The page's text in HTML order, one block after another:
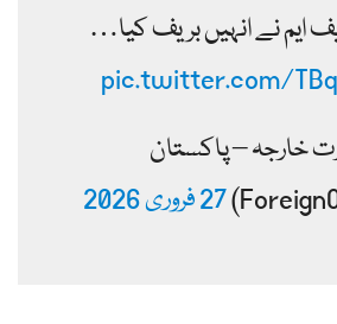
ایم نے انہیں بریف کیا…
pic.twitter.com/
خارجہ – پاکستان
27 فروری 2026